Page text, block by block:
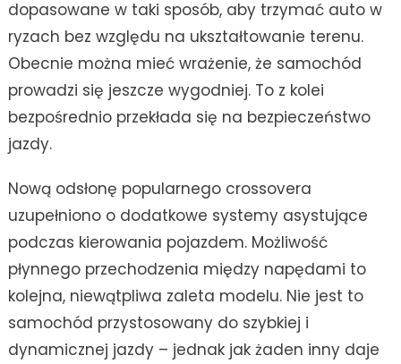
dopasowane w taki sposób, aby trzymać auto w
ryzach bez względu na ukształtowanie terenu.
Obecnie można mieć wrażenie, że samochód
prowadzi się jeszcze wygodniej. To z kolei
bezpośrednio przekłada się na bezpieczeństwo
jazdy.
Nową odsłonę popularnego crossovera
uzupełniono o dodatkowe systemy asystujące
podczas kierowania pojazdem. Możliwość
płynnego przechodzenia między napędami to
kolejna, niewątpliwa zaleta modelu. Nie jest to
samochód przystosowany do szybkiej i
dynamicznej jazdy – jednak jak żaden inny daje